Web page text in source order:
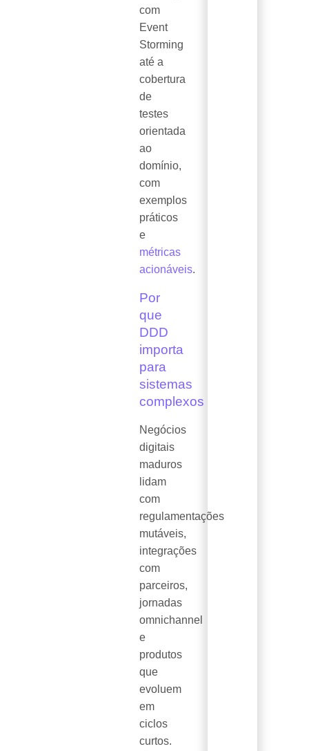
com
Event
Storming
até a
cobertura
de
testes
orientada
ao
domínio,
com
exemplos
práticos
e
métricas
acionáveis.
Por
que
DDD
importa
para
sistemas
complexos
Negócios
digitais
maduros
lidam
com
regulamentações
mutáveis,
integrações
com
parceiros,
jornadas
omnichannel
e
produtos
que
evoluem
em
ciclos
curtos.